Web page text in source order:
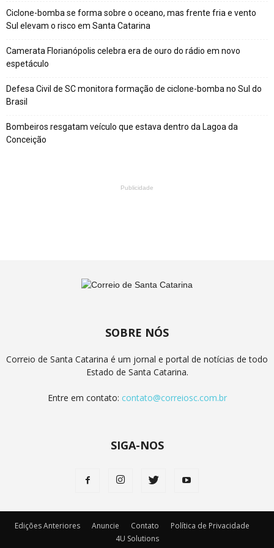
Ciclone-bomba se forma sobre o oceano, mas frente fria e vento
Sul elevam o risco em Santa Catarina
Camerata Florianópolis celebra era de ouro do rádio em novo
espetáculo
Defesa Civil de SC monitora formação de ciclone-bomba no Sul do
Brasil
Bombeiros resgatam veículo que estava dentro da Lagoa da
Conceição
Publicidade
SOBRE NÓS
Correio de Santa Catarina é um jornal e portal de notícias de todo
Estado de Santa Catarina.
Entre em contato: contato@correiosc.com.br
SIGA-NOS
Edições Anteriores Anuncie Contato
Política de Privacidade
4U Solutions